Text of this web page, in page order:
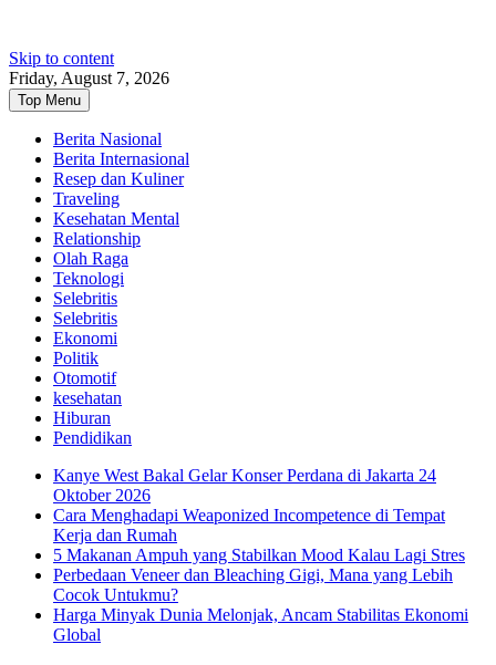
Skip to content
Friday, August 7, 2026
Top Menu
Berita Nasional
Berita Internasional
Resep dan Kuliner
Traveling
Kesehatan Mental
Relationship
Olah Raga
Teknologi
Selebritis
Selebritis
Ekonomi
Politik
Otomotif
kesehatan
Hiburan
Pendidikan
Kanye West Bakal Gelar Konser Perdana di Jakarta 24
Oktober 2026
Cara Menghadapi Weaponized Incompetence di Tempat
Kerja dan Rumah
5 Makanan Ampuh yang Stabilkan Mood Kalau Lagi Stres
Perbedaan Veneer dan Bleaching Gigi, Mana yang Lebih
Cocok Untukmu?
Harga Minyak Dunia Melonjak, Ancam Stabilitas Ekonomi
Global